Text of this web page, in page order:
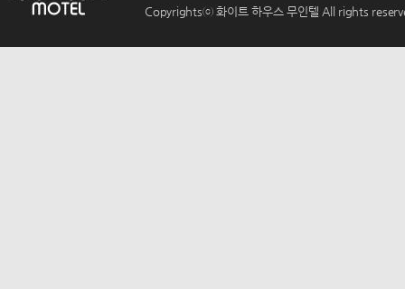
Copyrightsⓒ 화이트 하우스 무인텔 All rights